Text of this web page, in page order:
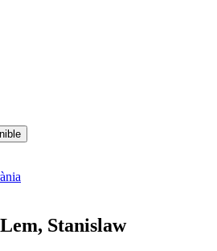
Stanislaw